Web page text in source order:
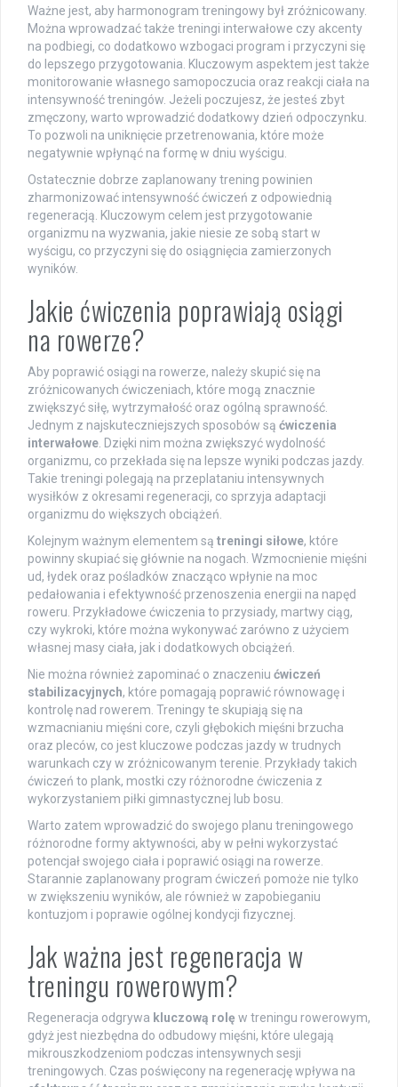
Ważne jest, aby harmonogram treningowy był zróżnicowany.
Można wprowadzać także treningi interwałowe czy akcenty
na podbiegi, co dodatkowo wzbogaci program i przyczyni się
do lepszego przygotowania. Kluczowym aspektem jest także
monitorowanie własnego samopoczucia oraz reakcji ciała na
intensywność treningów. Jeżeli poczujesz, że jesteś zbyt
zmęczony, warto wprowadzić dodatkowy dzień odpoczynku.
To pozwoli na uniknięcie przetrenowania, które może
negatywnie wpłynąć na formę w dniu wyścigu.
Ostatecznie dobrze zaplanowany trening powinien
zharmonizować intensywność ćwiczeń z odpowiednią
regeneracją. Kluczowym celem jest przygotowanie
organizmu na wyzwania, jakie niesie ze sobą start w
wyścigu, co przyczyni się do osiągnięcia zamierzonych
wyników.
Jakie ćwiczenia poprawiają osiągi
na rowerze?
Aby poprawić osiągi na rowerze, należy skupić się na
zróżnicowanych ćwiczeniach, które mogą znacznie
zwiększyć siłę, wytrzymałość oraz ogólną sprawność.
Jednym z najskuteczniejszych sposobów są ćwiczenia
interwałowe . Dzięki nim można zwiększyć wydolność
organizmu, co przekłada się na lepsze wyniki podczas jazdy.
Takie treningi polegają na przeplataniu intensywnych
wysiłków z okresami regeneracji, co sprzyja adaptacji
organizmu do większych obciążeń.
Kolejnym ważnym elementem są treningi siłowe, które
powinny skupiać się głównie na nogach. Wzmocnienie mięśni
ud, łydek oraz pośladków znacząco wpłynie na moc
pedałowania i efektywność przenoszenia energii na napęd
roweru. Przykładowe ćwiczenia to przysiady, martwy ciąg,
czy wykroki, które można wykonywać zarówno z użyciem
własnej masy ciała, jak i dodatkowych obciążeń.
Nie można również zapominać o znaczeniu ćwiczeń
stabilizacyjnych, które pomagają poprawić równowagę i
kontrolę nad rowerem. Treningy te skupiają się na
wzmacnianiu mięśni core, czyli głębokich mięśni brzucha
oraz pleców, co jest kluczowe podczas jazdy w trudnych
warunkach czy w zróżnicowanym terenie. Przykłady takich
ćwiczeń to plank, mostki czy różnorodne ćwiczenia z
wykorzystaniem piłki gimnastycznej lub bosu.
Warto zatem wprowadzić do swojego planu treningowego
różnorodne formy aktywności, aby w pełni wykorzystać
potencjał swojego ciała i poprawić osiągi na rowerze.
Starannie zaplanowany program ćwiczeń pomoże nie tylko
w zwiększeniu wyników, ale również w zapobieganiu
kontuzjom i poprawie ogólnej kondycji fizycznej.
Jak ważna jest regeneracja w
treningu rowerowym?
Regeneracja odgrywa kluczową rolę w treningu rowerowym,
gdyż jest niezbędna do odbudowy mięśni, które ulegają
mikrouszkodzeniom podczas intensywnych sesji
treningowych. Czas poświęcony na regenerację wpływa na